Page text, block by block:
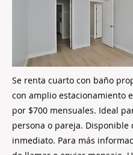
Se renta cuarto con baño
con amplio estacionamiento
por $700 mensuales. Ideal
persona o pareja. Disponible
inmediato. Para más